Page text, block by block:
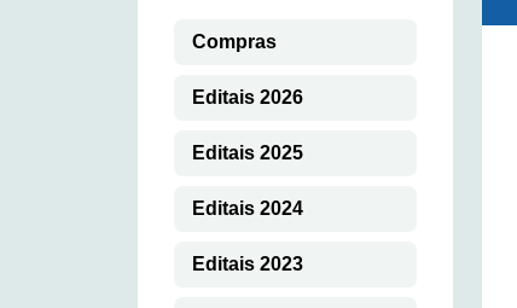
Compras
Editais 2026
Editais 2025
Editais 2024
Editais 2023